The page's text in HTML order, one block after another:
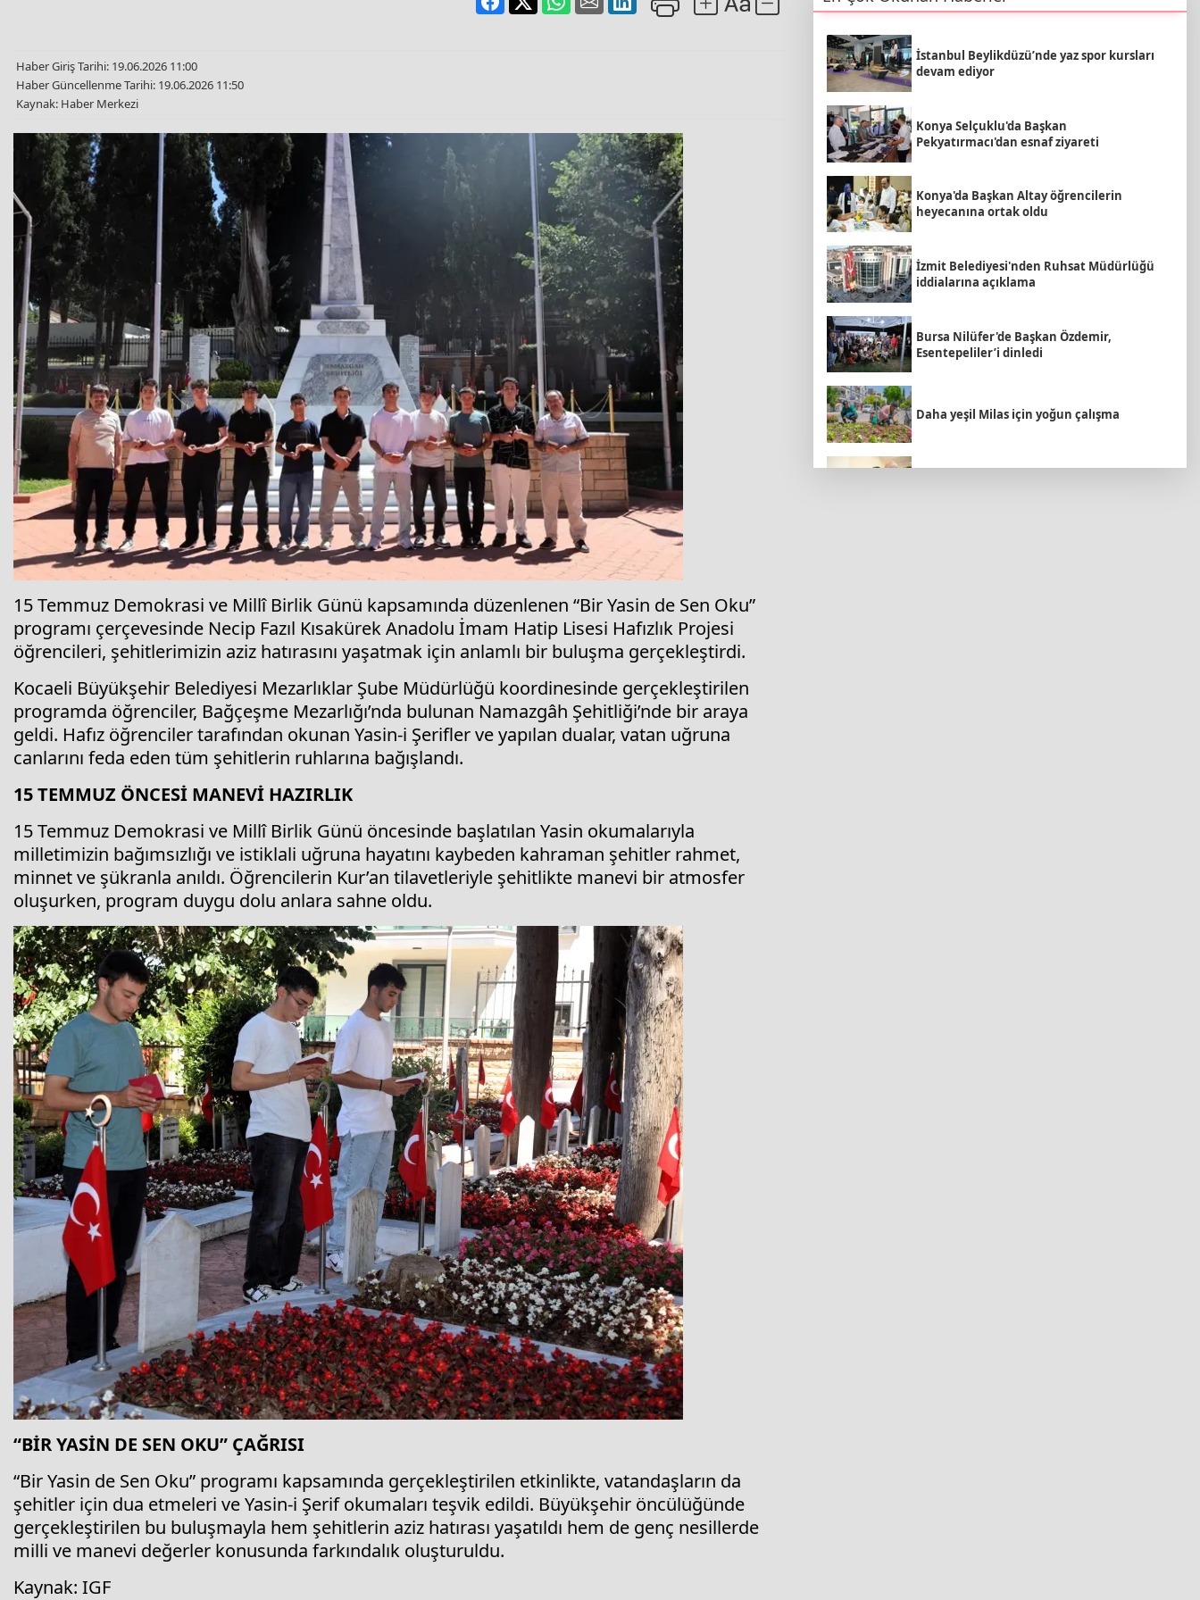
Haber Giriş Tarihi: 19.06.2026 11:00
Haber Güncellenme Tarihi: 19.06.2026 11:50
Kaynak: Haber Merkezi
15 Temmuz Demokrasi ve Millî Birlik Günü kapsamında düzenlenen “Bir Yasin de Sen Oku”
programı çerçevesinde Necip Fazıl Kısakürek Anadolu İmam Hatip Lisesi Hafızlık Projesi
öğrencileri, şehitlerimizin aziz hatırasını yaşatmak için anlamlı bir buluşma gerçekleştirdi.
Kocaeli Büyükşehir Belediyesi Mezarlıklar Şube Müdürlüğü koordinesinde gerçekleştirilen
programda öğrenciler, Bağçeşme Mezarlığı’nda bulunan Namazgâh Şehitliği’nde bir araya
geldi. Hafız öğrenciler tarafından okunan Yasin-i Şerifler ve yapılan dualar, vatan uğruna
canlarını feda eden tüm şehitlerin ruhlarına bağışlandı.
15 TEMMUZ ÖNCESİ MANEVİ HAZIRLIK
15 Temmuz Demokrasi ve Millî Birlik Günü öncesinde başlatılan Yasin okumalarıyla
milletimizin bağımsızlığı ve istiklali uğruna hayatını kaybeden kahraman şehitler rahmet,
minnet ve şükranla anıldı. Öğrencilerin Kur’an tilavetleriyle şehitlikte manevi bir atmosfer
oluşurken, program duygu dolu anlara sahne oldu.
“BİR YASİN DE SEN OKU” ÇAĞRISI
“Bir Yasin de Sen Oku” programı kapsamında gerçekleştirilen etkinlikte, vatandaşların da
şehitler için dua etmeleri ve Yasin-i Şerif okumaları teşvik edildi. Büyükşehir öncülüğünde
gerçekleştirilen bu buluşmayla hem şehitlerin aziz hatırası yaşatıldı hem de genç nesillerde
milli ve manevi değerler konusunda farkındalık oluşturuldu.
Kaynak: IGF
İstanbul Beylikdüzü’nde yaz spor kursları
devam ediyor
Konya Selçuklu'da Başkan
Pekyatırmacı'dan esnaf ziyareti
Konya'da Başkan Altay öğrencilerin
heyecanına ortak oldu
İzmit Belediyesi'nden Ruhsat Müdürlüğü
iddialarına açıklama
Bursa Nilüfer'de Başkan Özdemir,
Esentepeliler’i dinledi
Daha yeşil Milas için yoğun çalışma